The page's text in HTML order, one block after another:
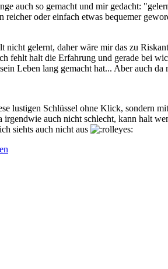
auch so gemacht und mir gedacht:
reicher oder einfach etwas bequemer
nicht gelernt, daher wäre mir das zu
fehlt halt die Erfahrung und gerade bei
Leben lang gemacht hat... Aber auch
lustigen Schlüssel ohne Klick, sondern
irgendwie auch nicht schlecht, kann halt
siehts auch nicht aus